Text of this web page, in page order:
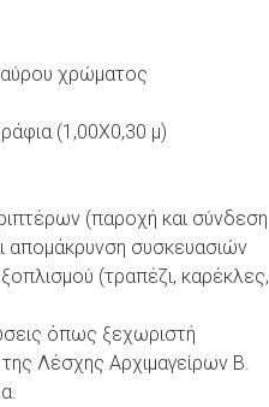
χρώματος
(1,00Χ0,30 μ)
(παροχή και σύνδεση
απομάκρυνση συσκευασιών
(τραπέζι, καρέκλες,
όπως ξεχωριστή
Λέσχης Αρχιμαγείρων Β.